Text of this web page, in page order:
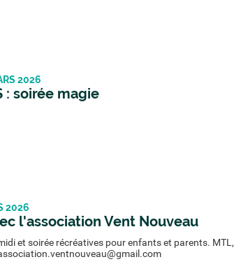
2026
: soirée magie
2026
l'association Vent Nouveau
et soirée récréatives pour enfants et parents. MTL,